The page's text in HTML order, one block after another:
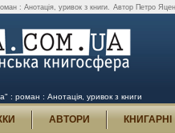
: Анотація, уривок з книги. Автор Петро
: роман : Анотація, уривок з книги
АВТОРИ КНИГАРНІ